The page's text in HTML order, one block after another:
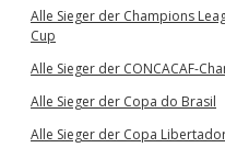
Alle Sieger der Champions
Cup
Alle Sieger der CONCACAF-
Alle Sieger der Copa do Brasil
Alle Sieger der Copa